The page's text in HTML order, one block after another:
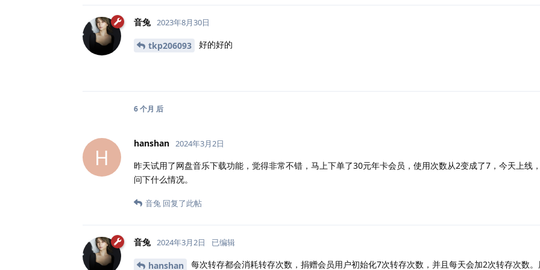
音兔 2023年8月30日
tkp206093 好的好的
6 个月 后
H
hanshan 2024年3月2日
昨天试用了网盘音乐下载功能，觉得非常不错，马上下单了30元年卡会员，使用次数从2变成了7，今天上线
问下什么情况。
音兔 回复了此帖
音兔 2024年3月2日 已编辑
hanshan 每次转存都会消耗转存次数，捐赠会员用户初始化7次转存次数，并且每天会加2次转存次数